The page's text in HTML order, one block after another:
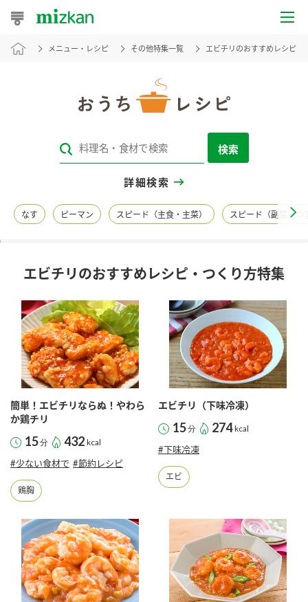
おうちレシピ
レシピカテゴリ一覧
レシピ名特集
商品情報
商品カテゴリ
酢 調味酢
つゆ
スープ 中華
新商品一覧
キャンペーン情報
ブランド・スペシャルサイト
ブランド・スペシャルサイト トップ
Fibee（ファイビー）
くらしプラ酢
カンタン酢
お酢ドリンク
味ぽん
ミツカングループについて
企業理念
ミツカンを知る
メニュー・レシピ その他特集一覧 エビチリのおすすめレシピ・
検索
詳細検索
なす ピーマン スピード（主食・主菜） スピード（副菜・つ
エビチリのおすすめレシピ・つくり方特集
簡単！エビチリならぬ！やわら
か鶏チリ
15分 432 kcal
#少ない食材で #節約レシピ
鶏胸
エビチリ（下味冷凍）
15分 274 kcal
#下味冷凍
エビ